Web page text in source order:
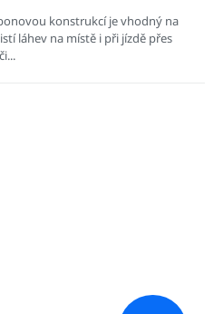
konstrukcí je vhodný na
láhev na místě i při jízdě přes